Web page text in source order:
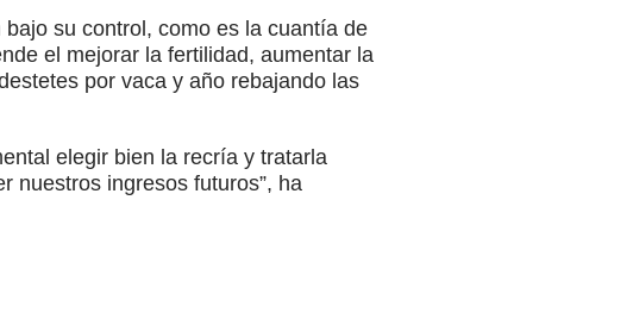
su control, como es la cuantía de
el mejorar la fertilidad, aumentar la
por vaca y año rebajando las
elegir bien la recría y tratarla
nuestros ingresos futuros”, ha